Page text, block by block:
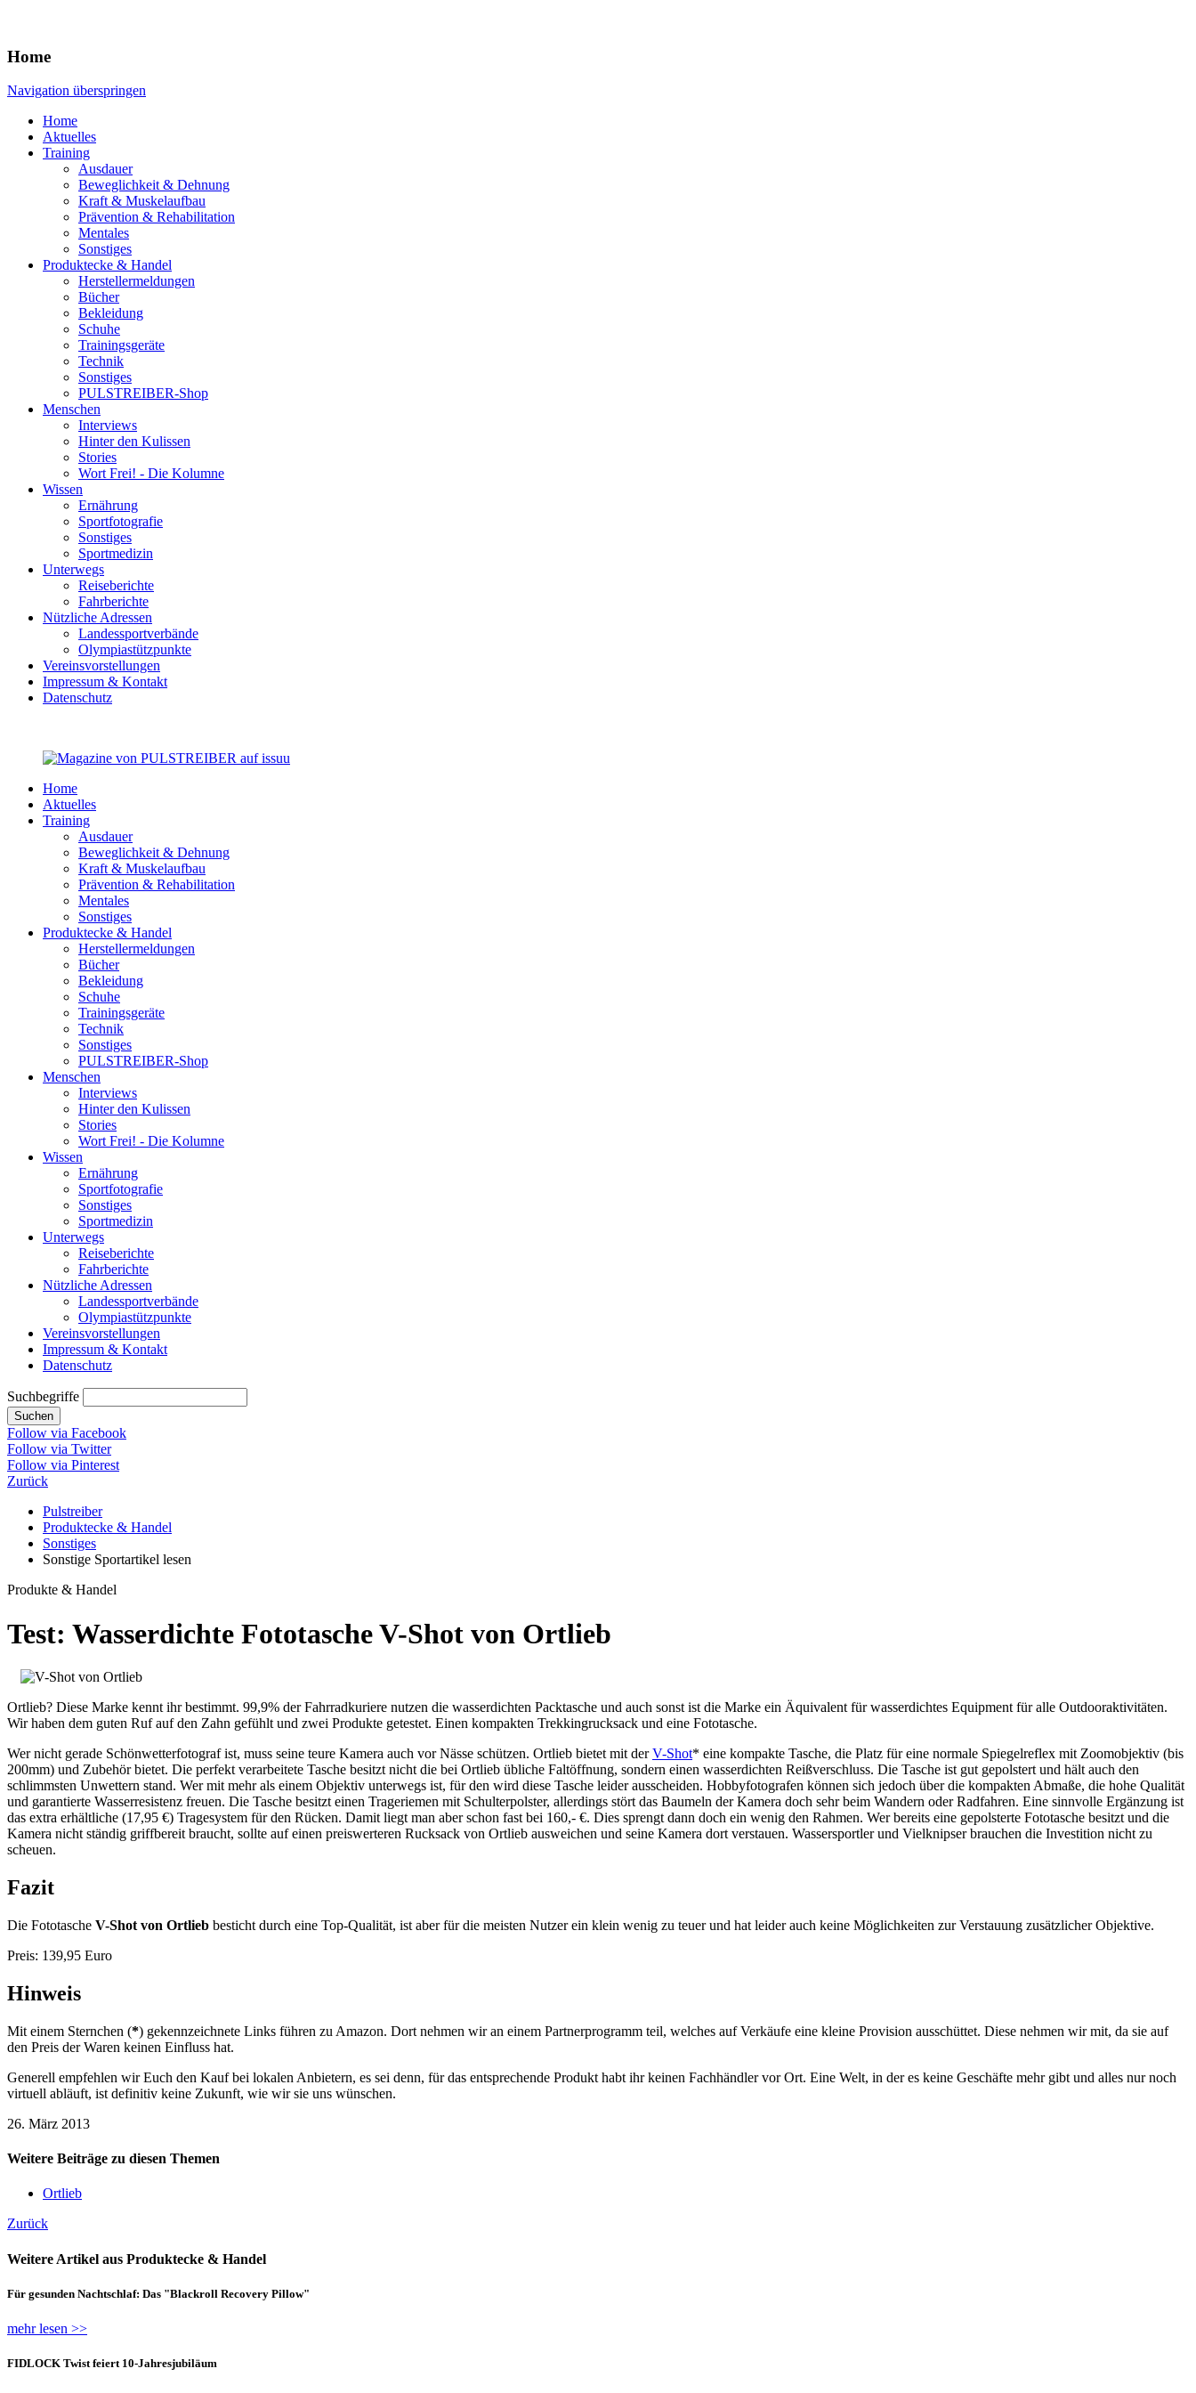
Home
Navigation überspringen
Home
Aktuelles
Training
Ausdauer
Beweglichkeit & Dehnung
Kraft & Muskelaufbau
Prävention & Rehabilitation
Mentales
Sonstiges
Produktecke & Handel
Herstellermeldungen
Bücher
Bekleidung
Schuhe
Trainingsgeräte
Technik
Sonstiges
PULSTREIBER-Shop
Menschen
Interviews
Hinter den Kulissen
Stories
Wort Frei! - Die Kolumne
Wissen
Ernährung
Sportfotografie
Sonstiges
Sportmedizin
Unterwegs
Reiseberichte
Fahrberichte
Nützliche Adressen
Landessportverbände
Olympiastützpunkte
Vereinsvorstellungen
Impressum & Kontakt
Datenschutz
Home
Aktuelles
Training
Ausdauer
Beweglichkeit & Dehnung
Kraft & Muskelaufbau
Prävention & Rehabilitation
Mentales
Sonstiges
Produktecke & Handel
Herstellermeldungen
Bücher
Bekleidung
Schuhe
Trainingsgeräte
Technik
Sonstiges
PULSTREIBER-Shop
Menschen
Interviews
Hinter den Kulissen
Stories
Wort Frei! - Die Kolumne
Wissen
Ernährung
Sportfotografie
Sonstiges
Sportmedizin
Unterwegs
Reiseberichte
Fahrberichte
Nützliche Adressen
Landessportverbände
Olympiastützpunkte
Vereinsvorstellungen
Impressum & Kontakt
Datenschutz
Suchbegriffe
Suchen
Follow via Facebook
Follow via Twitter
Follow via Pinterest
Zurück
Pulstreiber
Produktecke & Handel
Sonstiges
Sonstige Sportartikel lesen
Produkte & Handel
Test: Wasserdichte Fototasche V-Shot von Ortlieb
Ortlieb? Diese Marke kennt ihr bestimmt. 99,9% der Fahrradkuriere nutzen die wasserdichten Packtasche und auch sonst ist die Marke ein Äquivalent für wasserdichtes Equipment für alle Outdooraktivitäten.
Wir haben dem guten Ruf auf den Zahn gefühlt und zwei Produkte getestet. Einen kompakten Trekkingrucksack und eine Fototasche.
Wer nicht gerade Schönwetterfotograf ist, muss seine teure Kamera auch vor Nässe schützen. Ortlieb bietet mit derV-Shot* eine kompakte Tasche, die Platz für eine normale Spiegelreflex mit Zoomobjektiv (bis
200mm) und Zubehör bietet. Die perfekt verarbeitete Tasche besitzt nicht die bei Ortlieb übliche Faltöffnung, sondern einen wasserdichten Reißverschluss. Die Tasche ist gut gepolstert und hält auch den
schlimmsten Unwettern stand. Wer mit mehr als einem Objektiv unterwegs ist, für den wird diese Tasche leider ausscheiden. Hobbyfotografen können sich jedoch über die kompakten Abmaße, die hohe Qualität
und garantierte Wasserresistenz freuen. Die Tasche besitzt einen Trageriemen mit Schulterpolster, allerdings stört das Baumeln der Kamera doch sehr beim Wandern oder Radfahren. Eine sinnvolle Ergänzung ist
das extra erhältliche (17,95 €) Tragesystem für den Rücken. Damit liegt man aber schon fast bei 160,- €. Dies sprengt dann doch ein wenig den Rahmen. Wer bereits eine gepolsterte Fototasche besitzt und die
Kamera nicht ständig griffbereit braucht, sollte auf einen preiswerteren Rucksack von Ortlieb ausweichen und seine Kamera dort verstauen. Wassersportler und Vielknipser brauchen die Investition nicht zu
scheuen.
Fazit
Die Fototasche V-Shot von Ortlieb besticht durch eine Top-Qualität, ist aber für die meisten Nutzer ein klein wenig zu teuer und hat leider auch keine Möglichkeiten zur Verstauung zusätzlicher Objektive.
Preis: 139,95 Euro
Hinweis
Mit einem Sternchen (*) gekennzeichnete Links führen zu Amazon. Dort nehmen wir an einem Partnerprogramm teil, welches auf Verkäufe eine kleine Provision ausschüttet. Diese nehmen wir mit, da sie auf
den Preis der Waren keinen Einfluss hat.
Generell empfehlen wir Euch den Kauf bei lokalen Anbietern, es sei denn, für das entsprechende Produkt habt ihr keinen Fachhändler vor Ort. Eine Welt, in der es keine Geschäfte mehr gibt und alles nur noch
virtuell abläuft, ist definitiv keine Zukunft, wie wir sie uns wünschen.
26. März 2013
Weitere Beiträge zu diesen Themen
Ortlieb
Zurück
Weitere Artikel aus Produktecke & Handel
Für gesunden Nachtschlaf: Das "Blackroll Recovery Pillow"
mehr lesen >>
FIDLOCK Twist feiert 10-Jahresjubiläum